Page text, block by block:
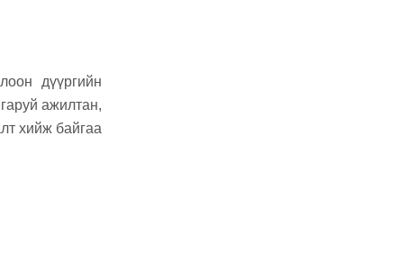
дүүргийн
ажилтан,
хийж байгаа